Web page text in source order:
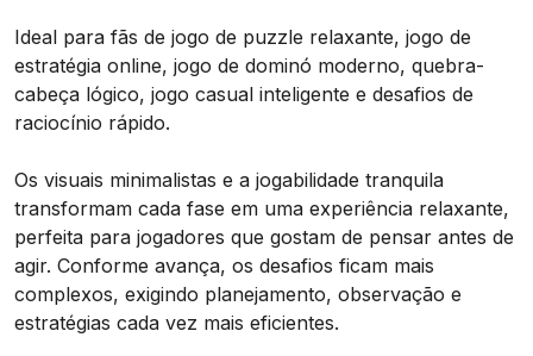
Ideal para fãs de jogo de puzzle relaxante, jogo de
estratégia online, jogo de dominó moderno, quebra-
cabeça lógico, jogo casual inteligente e desafios de
raciocínio rápido.
Os visuais minimalistas e a jogabilidade tranquila
transformam cada fase em uma experiência relaxante,
perfeita para jogadores que gostam de pensar antes de
agir. Conforme avança, os desafios ficam mais
complexos, exigindo planejamento, observação e
estratégias cada vez mais eficientes.